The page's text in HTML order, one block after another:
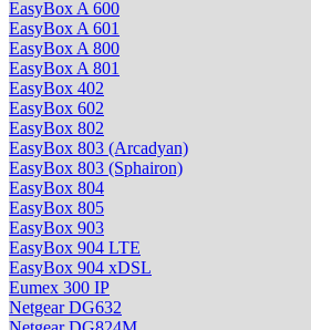
EasyBox A 600
EasyBox A 601
EasyBox A 800
EasyBox A 801
EasyBox 402
EasyBox 602
EasyBox 802
EasyBox 803 (Arcadyan)
EasyBox 803 (Sphairon)
EasyBox 804
EasyBox 805
EasyBox 903
EasyBox 904 LTE
EasyBox 904 xDSL
Eumex 300 IP
Netgear DG632